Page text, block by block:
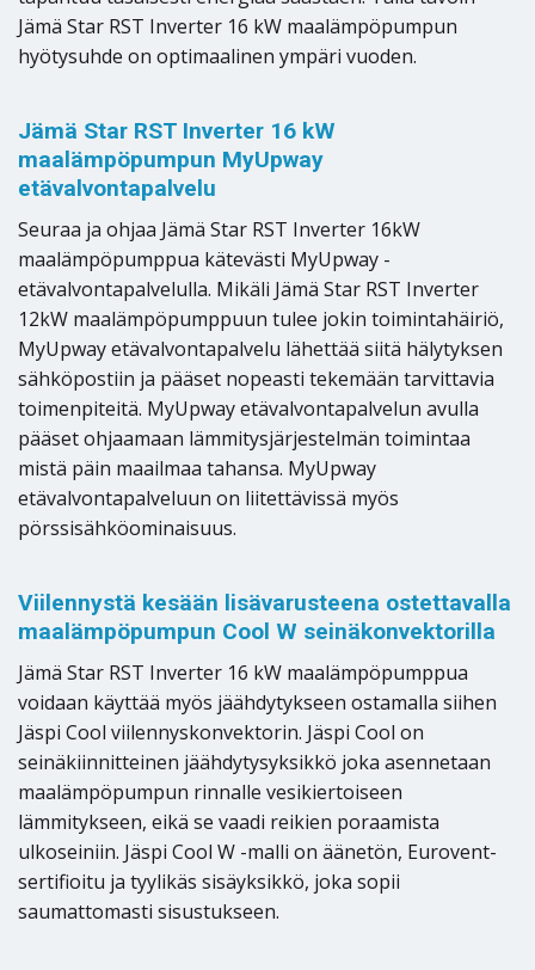
Jämä Star RST Inverter 16 kW maalämpöpumpun
hyötysuhde on optimaalinen ympäri vuoden.
Jämä Star RST Inverter 16 kW
maalämpöpumpun MyUpway
etävalvontapalvelu
Seuraa ja ohjaa Jämä Star RST Inverter 16kW
maalämpöpumppua kätevästi MyUpway -
etävalvontapalvelulla. Mikäli Jämä Star RST Inverter
12kW maalämpöpumppuun tulee jokin toimintahäiriö,
MyUpway etävalvontapalvelu lähettää siitä hälytyksen
sähköpostiin ja pääset nopeasti tekemään tarvittavia
toimenpiteitä. MyUpway etävalvontapalvelun avulla
pääset ohjaamaan lämmitysjärjestelmän toimintaa
mistä päin maailmaa tahansa. MyUpway
etävalvontapalveluun on liitettävissä myös
pörssisähköominaisuus.
Viilennystä kesään lisävarusteena ostettavalla
maalämpöpumpun Cool W seinäkonvektorilla
Jämä Star RST Inverter 16 kW maalämpöpumppua
voidaan käyttää myös jäähdytykseen ostamalla siihen
Jäspi Cool viilennyskonvektorin. Jäspi Cool on
seinäkiinnitteinen jäähdytysyksikkö joka asennetaan
maalämpöpumpun rinnalle vesikiertoiseen
lämmitykseen, eikä se vaadi reikien poraamista
ulkoseiniin. Jäspi Cool W -malli on äänetön, Eurovent-
sertifioitu ja tyylikäs sisäyksikkö, joka sopii
saumattomasti sisustukseen.